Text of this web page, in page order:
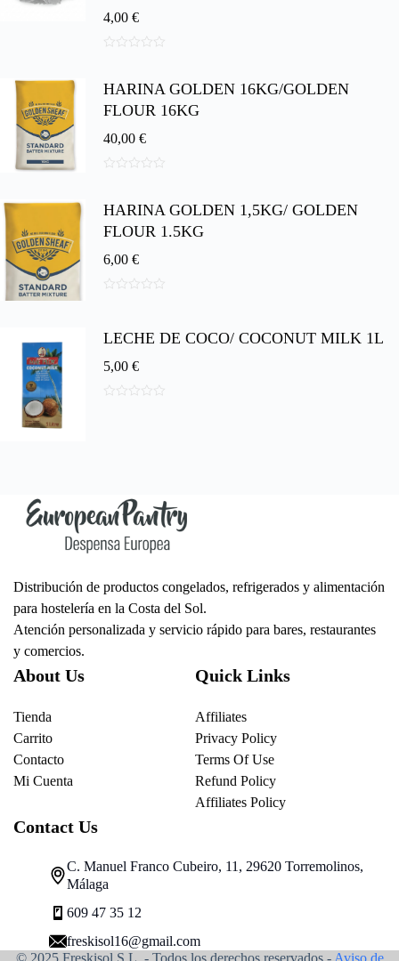
4,00 €
e
HARINA GOLDEN 16KG/GOLDEN
FLOUR 16KG
40,00 €
e
HARINA GOLDEN 1,5KG/ GOLDEN
FLOUR 1.5KG
6,00 €
5
LECHE DE COCO/ COCONUT MILK 1L
5,00 €
Distribución de productos congelados, refrigerados y alimentación
para hostelería en la Costa del Sol.
Atención personalizada y servicio rápido para bares, restaurantes
y comercios.
About Us
Tienda
Carrito
Contacto
Mi Cuenta
Quick Links
Affiliates
Privacy Policy
Terms Of Use
Refund Policy
Affiliates Policy
Contact Us
C. Manuel Franco Cubeiro, 11, 29620 Torremolinos,
Málaga
609 47 35 12
freskisol16@gmail.com
© 2025 Freskisol S.L. - Todos los derechos reservados.- Aviso de